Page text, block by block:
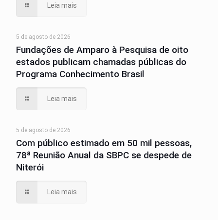
Leia mais
5 de agosto de 2026
Fundações de Amparo à Pesquisa de oito
estados publicam chamadas públicas do
Programa Conhecimento Brasil
Leia mais
5 de agosto de 2026
Com público estimado em 50 mil pessoas,
78ª Reunião Anual da SBPC se despede de
Niterói
Leia mais